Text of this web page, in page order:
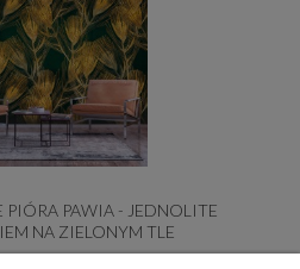
PIÓRA PAWIA - JEDNOLITE
NA ZIELONYM TLE